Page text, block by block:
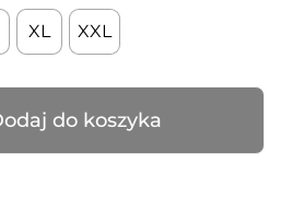
XL XXL
do koszyka